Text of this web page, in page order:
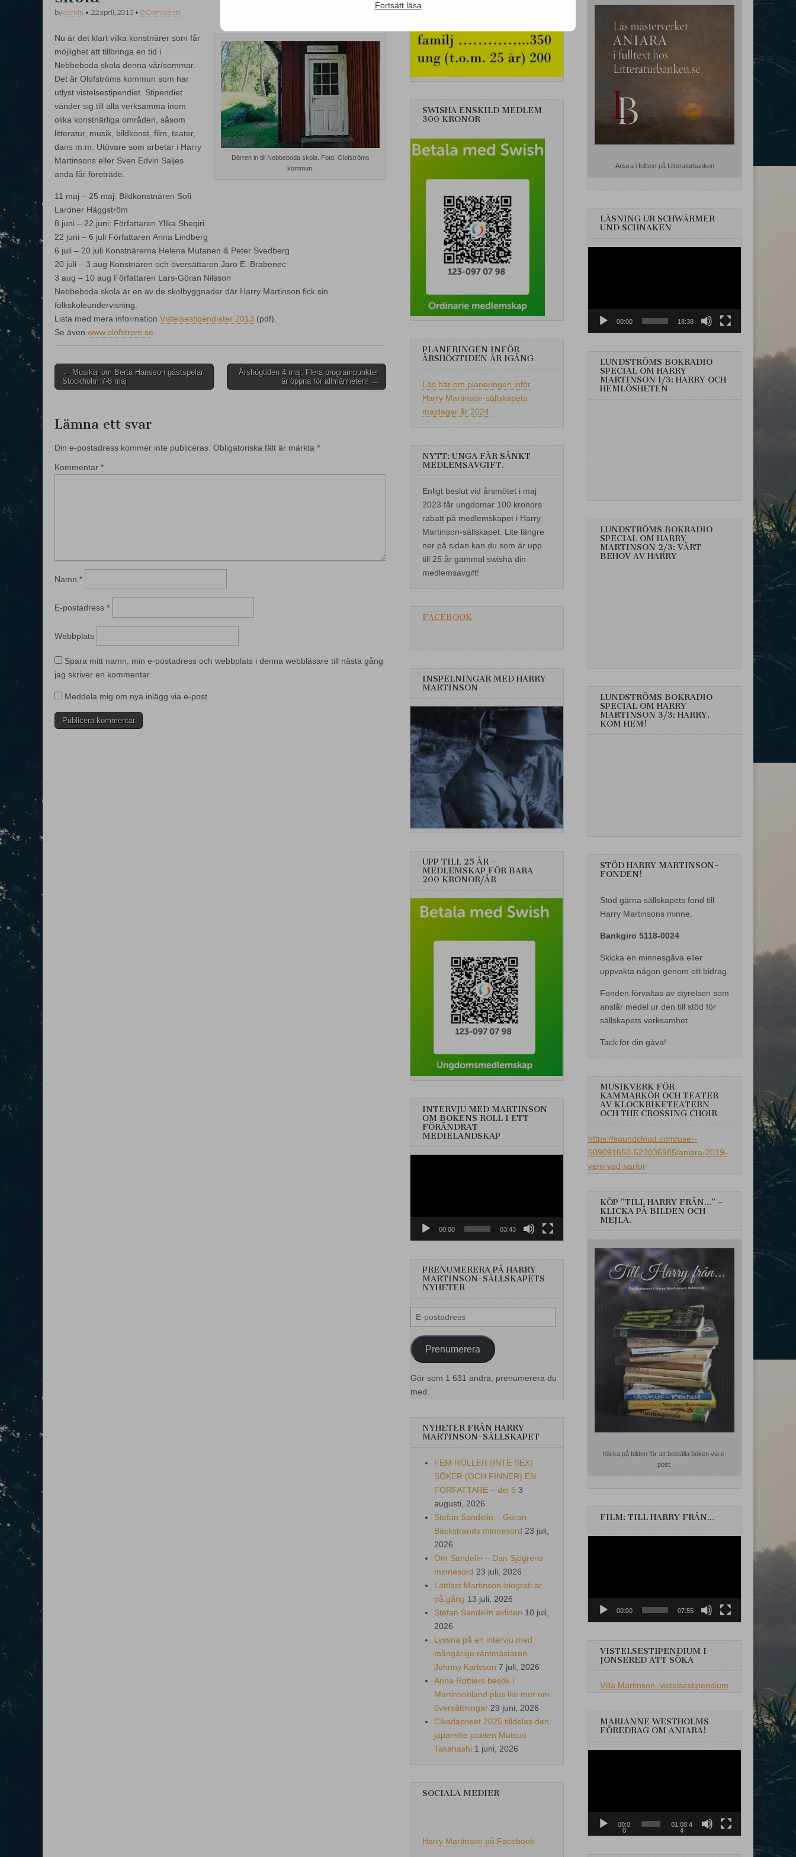
byadmin • 22 april, 2013 • 0 Comments
Dörren in till Nebbeboda skola. Foto: Olofströms
kommun.
Nu är det klart vilka konstnärer som får
möjlighet att tillbringa en tid i
Nebbeboda skola denna vår/sommar.
Det är Olofströms kommun som har
utlyst vistelsestipendiet. Stipendiet
vänder sig till alla verksamma inom
olika konstnärliga områden, såsom
litteratur, musik, bildkonst, film, teater,
dans m.m. Utövare som arbetar i Harry
Martinsons eller Sven Edvin Saljes
anda får företräde.
11 maj – 25 maj: Bildkonstnären Sofi
Lardner Häggström
8 juni – 22 juni: Författaren Yllka Sheqiri
22 juni – 6 juli Författaren Anna Lindberg
6 juli – 20 juli Konstnärerna Helena Mutanen & Peter Svedberg
20 juli – 3 aug Konstnären och översättaren Jaro E. Brabenec
3 aug – 10 aug Författaren Lars-Göran Nilsson
Nebbeboda skola är en av de skolbyggnader där Harry Martinson fick sin
folkskoleundervisning.
Lista med mera information Vistelsestipendiater 2013 (pdf).
Se även www.olofstrom.se
Post
navigation
← Musikal om Berta Hansson gästspelar
Stockholm 7-8 maj
Årshögtiden 4 maj: Flera programpunkter
är öppna för allmänheten! →
Lämna ett svar
Din e-postadress kommer inte publiceras. Obligatoriska fält är märkta *
Kommentar *
Namn *
E-postadress *
Webbplats
Spara mitt namn, min e-postadress och webbplats i denna webbläsare till nästa gång
jag skriver en kommentar.
Meddela mig om nya inlägg via e-post.
SWISHA ENSKILD MEDLEM
300 KRONOR
PLANERINGEN INFÖR
ÅRSHÖGTIDEN ÄR IGÅNG
Läs här om planeringen inför
Harry Martinson-sällskapets
majdagar år 2024.
NYTT: UNGA FÅR SÄNKT
MEDLEMSAVGIFT.
Enligt beslut vid årsmötet i maj
2023 får ungdomar 100 kronors
rabatt på medlemskapet i Harry
Martinson-sällskapet. Lite längre
ner på sidan kan du som är upp
till 25 år gammal swisha din
medlemsavgift!
FACEBOOK
INSPELNINGAR MED HARRY
MARTINSON
UPP TILL 25 ÅR –
MEDLEMSKAP FÖR BARA
200 KRONOR/ÅR
INTERVJU MED MARTINSON
OM BOKENS ROLL I ETT
FÖRÄNDRAT
MEDIELANDSKAP
00:00 03:43
PRENUMERERA PÅ HARRY
MARTINSON-SÄLLSKAPETS
NYHETER
E-
postadress
Prenumerera
Gör som 1 631 andra, prenumerera du
med.
NYHETER FRÅN HARRY
MARTINSON-SÄLLSKAPET
FEM ROLLER (INTE SEX)
SÖKER (OCH FINNER) EN
FÖRFATTARE – del 5 3
augusti, 2026
Stefan Sandelin – Göran
Bäckstrands minnesord 23 juli,
2026
Om Sandelin – Dan Sjögrens
minnesord 23 juli, 2026
Lättläst Martinson-biografi är
på gång 13 juli, 2026
Stefan Sandelin avliden 10 juli,
2026
Lyssna på en intervju med
mångårige räntmästaren
Johnny Karlsson 7 juli, 2026
Anna Rottiers besök i
Martinsonland plus lite mer om
översättningar 29 juni, 2026
Cikadapriset 2025 tilldelas den
japanske poeten Mutsuo
Takahashi 1 juni, 2026
SOCIALA MEDIER
Harry Martinson på Facebook
Aniara i fulltext på Litteraturbanken
LÄSNING UR SCHWÄRMER
UND SCHNAKEN
00:00 18:38
LUNDSTRÖMS BOKRADIO
SPECIAL OM HARRY
MARTINSON 1/3: HARRY OCH
HEMLÖSHETEN
LUNDSTRÖMS BOKRADIO
SPECIAL OM HARRY
MARTINSON 2/3: VÅRT
BEHOV AV HARRY
LUNDSTRÖMS BOKRADIO
SPECIAL OM HARRY
MARTINSON 3/3: HARRY,
KOM HEM!
STÖD HARRY MARTINSON-
FONDEN!
Stöd gärna sällskapets fond till
Harry Martinsons minne.
Bankgiro 5118-0024
Skicka en minnesgåva eller
uppvakta någon genom ett bidrag.
Fonden förvaltas av styrelsen som
anslår medel ur den till stöd för
sällskapets verksamhet.
Tack för din gåva!
MUSIKVERK FÖR
KAMMARKÖR OCH TEATER
AV KLOCKRIKETEATERN
OCH THE CROSSING CHOIR
https://soundcloud.com/user-
509091650-523036985/aniara-2019-
vem-vad-varfor
KÖP ”TILL HARRY FRÅN…” –
KLICKA PÅ BILDEN OCH
MEJLA.
Klicka på bilden för att beställa boken via e-
post.
FILM: TILL HARRY FRÅN…
00:00 07:55
VISTELSESTIPENDIUM I
JONSERED ATT SÖKA
Villa Martinson, vistelsestipendium
MARIANNE WESTHOLMS
FÖREDRAG OM ANIARA!
00:0
0
01:00:4
4
Fortsätt läsa